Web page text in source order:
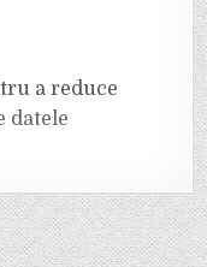
a reduce
datele